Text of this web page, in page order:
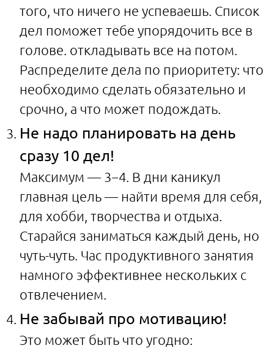
того, что ничего не успеваешь. Список
дел поможет тебе упорядочить все в
голове. откладывать все на потом.
Распределите дела по приоритету: что
необходимо сделать обязательно и
срочно, а что может подождать.
Не надо планировать на день
сразу 10 дел!
Максимум — 3−4. В дни каникул
главная цель — найти время для себя,
для хобби, творчества и отдыха.
Старайся заниматься каждый день, но
чуть-чуть. Час продуктивного занятия
намного эффективнее нескольких с
отвлечением.
Не забывай про мотивацию!
Это может быть что угодно: